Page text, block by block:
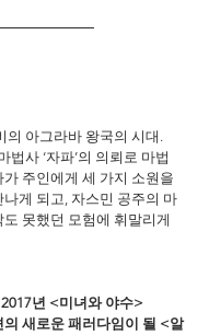
의 아그라바 왕국의 시대.
법사 ‘자파’의 의뢰로 마법
주인에게 세 가지 소원을
게 되고, 자스민 공주의 마
못했던 모험에 휘말리게
년 <미녀와 야수>
의 새로운 패러다임이 될 <알